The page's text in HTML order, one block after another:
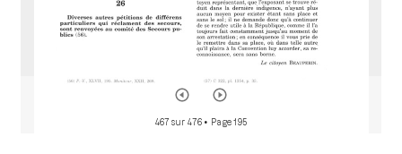
467 sur 476 • Page 195